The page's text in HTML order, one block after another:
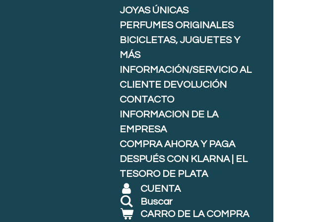
JOYAS ÚNICAS
PERFUMES ORIGINALES
BICICLETAS, JUGUETES Y
MÁS
INFORMACIÓN/SERVICIO AL
CLIENTE DEVOLUCIÓN
CONTACTO
INFORMACION DE LA
EMPRESA
COMPRA AHORA Y PAGA
DESPUÉS CON KLARNA | EL
TESORO DE PLATA
CUENTA
Buscar
CARRO DE LA COMPRA